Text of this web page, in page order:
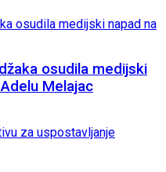
osudila medijski
Melajac